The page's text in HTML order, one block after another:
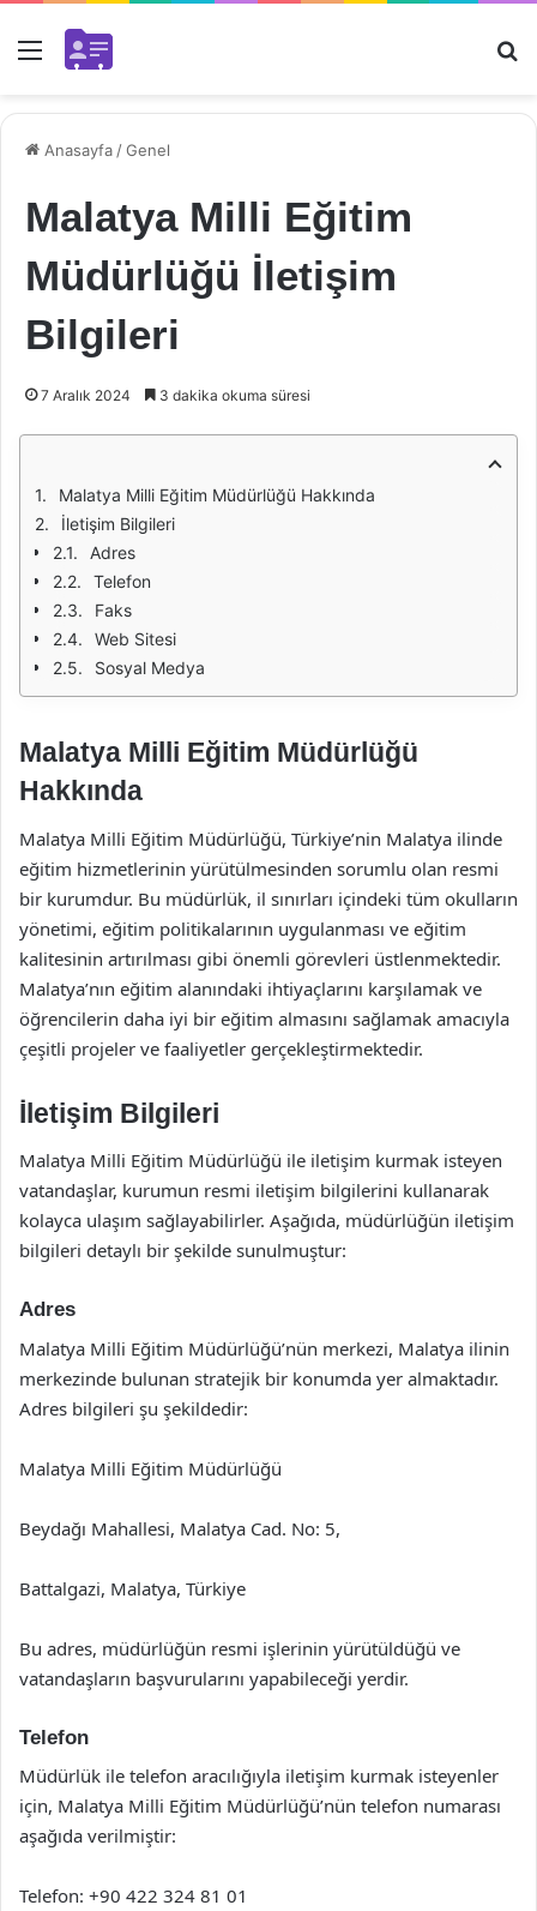
Menü
Anasayfa /Genel
Malatya Milli Eğitim
Müdürlüğü İletişim
Bilgileri
7 Aralık 2024 3 dakika okuma süresi
Malatya Milli Eğitim Müdürlüğü Hakkında
İletişim Bilgileri
Adres
Telefon
Faks
Web Sitesi
Sosyal Medya
Malatya Milli Eğitim Müdürlüğü
Hakkında
Malatya Milli Eğitim Müdürlüğü, Türkiye’nin Malatya ilinde
eğitim hizmetlerinin yürütülmesinden sorumlu olan resmi
bir kurumdur. Bu müdürlük, il sınırları içindeki tüm okulların
yönetimi, eğitim politikalarının uygulanması ve eğitim
kalitesinin artırılması gibi önemli görevleri üstlenmektedir.
Malatya’nın eğitim alanındaki ihtiyaçlarını karşılamak ve
öğrencilerin daha iyi bir eğitim almasını sağlamak amacıyla
çeşitli projeler ve faaliyetler gerçekleştirmektedir.
İletişim Bilgileri
Malatya Milli Eğitim Müdürlüğü ile iletişim kurmak isteyen
vatandaşlar, kurumun resmi iletişim bilgilerini kullanarak
kolayca ulaşım sağlayabilirler. Aşağıda, müdürlüğün iletişim
bilgileri detaylı bir şekilde sunulmuştur:
Adres
Malatya Milli Eğitim Müdürlüğü’nün merkezi, Malatya ilinin
merkezinde bulunan stratejik bir konumda yer almaktadır.
Adres bilgileri şu şekildedir:
Malatya Milli Eğitim Müdürlüğü
Beydağı Mahallesi, Malatya Cad. No: 5,
Battalgazi, Malatya, Türkiye
Bu adres, müdürlüğün resmi işlerinin yürütüldüğü ve
vatandaşların başvurularını yapabileceği yerdir.
Telefon
Müdürlük ile telefon aracılığıyla iletişim kurmak isteyenler
için, Malatya Milli Eğitim Müdürlüğü’nün telefon numarası
aşağıda verilmiştir:
Telefon: +90 422 324 81 01